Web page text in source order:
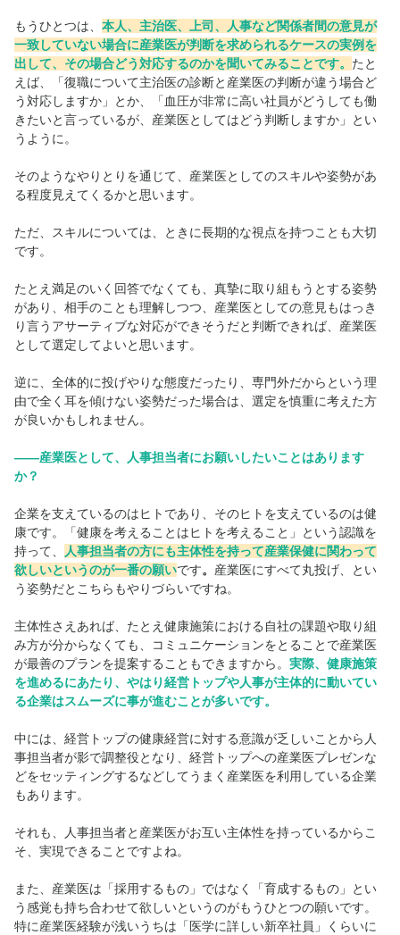
もうひとつは、 本人、主治医、上司、人事など関係者間の意見が
一致していない場合に産業医が判断を求められるケースの実例を
出して、その場合どう対応するのかを聞いてみることです。 たと
えば、「復職について主治医の診断と産業医の判断が違う場合ど
う対応しますか」とか、「血圧が非常に高い社員がどうしても働
きたいと言っているが、産業医としてはどう判断しますか」とい
うように。
そのようなやりとりを通じて、産業医としてのスキルや姿勢があ
る程度見えてくるかと思います。
ただ、スキルについては、ときに長期的な視点を持つことも大切
です。
たとえ満足のいく回答でなくても、真摯に取り組もうとする姿勢
があり、相手のことも理解しつつ、産業医としての意見もはっき
り言うアサーティブな対応ができそうだと判断できれば、産業医
として選定してよいと思います。
逆に、全体的に投げやりな態度だったり、専門外だからという理
由で全く耳を傾けない姿勢だった場合は、選定を慎重に考えた方
が良いかもしれません。
――産業医として、人事担当者にお願いしたいことはあります
か？
企業を支えているのはヒトであり、そのヒトを支えているのは健
康です。「健康を考えることはヒトを考えること」という認識を
持って、
人事担当者の方にも主体性を持って産業保健に関わって
欲しいというのが一番の願いです。 産業医にすべて丸投げ、とい
う姿勢だとこちらもやりづらいですね。
主体性さえあれば、たとえ健康施策における自社の課題や取り組
み方が分からなくても、コミュニケーションをとることで産業医
が最善のプランを提案することもできますから。 実際、健康施策
を進めるにあたり、やはり経営トップや人事が主体的に動いてい
る企業はスムーズに事が進むことが多いです。
中には、経営トップの健康経営に対する意識が乏しいことから人
事担当者が影で調整役となり、経営トップへの産業医プレゼンな
どをセッティングするなどしてうまく産業医を利用している企業
もあります。
それも、人事担当者と産業医がお互い主体性を持っているからこ
そ、実現できることですよね。
また、産業医は「採用するもの」ではなく「育成するもの」とい
う感覚も持ち合わせて欲しいというのがもうひとつの願いです。
特に産業医経験が浅いうちは「医学に詳しい新卒社員」くらいに